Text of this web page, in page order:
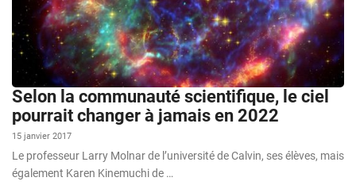
Selon la communauté scientifique, le ciel
pourrait changer à jamais en 2022
15 janvier 2017
Le professeur Larry Molnar de l’université de Calvin, ses élèves, mais
également Karen Kinemuchi de …